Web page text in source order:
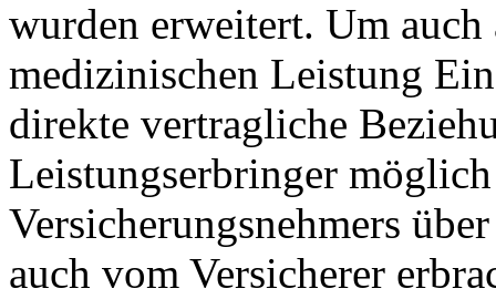
wurden erweitert. Um
medizinischen Leistung
direkte vertragliche
Leistungserbringer
Versicherungsnehmers
auch vom Versicherer